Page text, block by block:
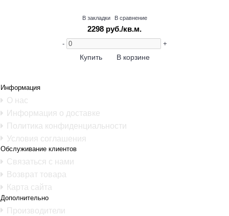
В закладки В сравнение
2298 руб./кв.м.
- +
Купить В корзине
Информация
О нас
Информация о доставке
Политика конфиденциальности
Условия соглашения
Обслуживание клиентов
Связаться с нами
Возврат товара
Карта сайта
Дополнительно
Производители